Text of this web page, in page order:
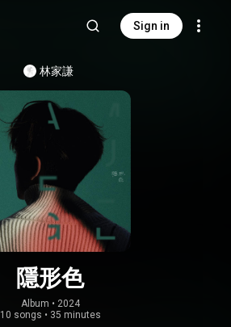
Sign in
林家謙
隱形色
Album • 2024
10 songs • 35 minutes